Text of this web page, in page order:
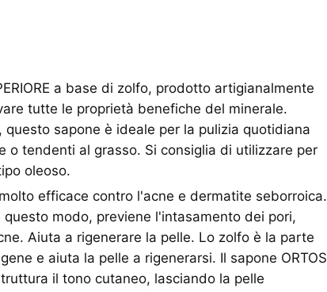
a base di zolfo, prodotto artigianalmente
tutte le proprietà benefiche del minerale.
sapone è ideale per la pulizia quotidiana
o tendenti al grasso. Si consiglia di utilizzare per
oleoso.
molto efficace contro l'acne e dermatite seborroica.
modo, previene l'intasamento dei pori,
Aiuta a rigenerare la pelle. Lo zolfo è la parte
e aiuta la pelle a rigenerarsi. Il sapone ORTOS
il tono cutaneo, lasciando la pelle